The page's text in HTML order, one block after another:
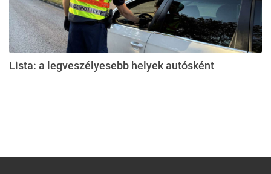
Lista: a legveszélyesebb helyek autósként